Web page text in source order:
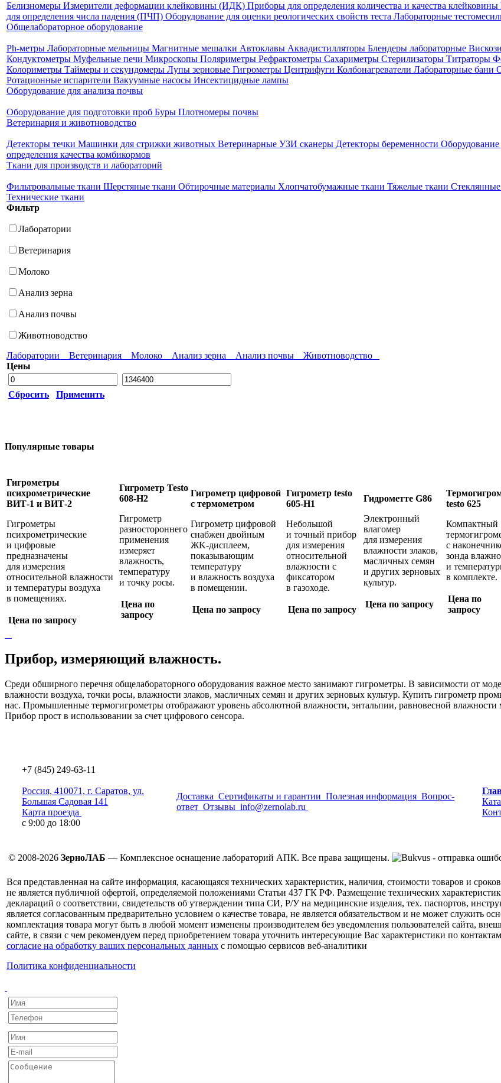
Белизномеры Измерители деформации клейковины (ИДК) Приборы для определения количества и качества клейковины
для определения числа падения (ПЧП) Оборудование для оценки реологических свойств теста Лабораторные
Общелабораторное оборудование
Ph-метры Лабораторные мельницы Магнитные мешалки Автоклавы Аквадистилляторы Блендеры лабораторные
Кондуктометры Муфельные печи Микроскопы Поляриметры Рефрактометры Сахариметры Стерилизаторы Титраторы
Колориметры Таймеры и секундомеры Лупы зерновые Гигрометры Центрифуги Колбонагреватели Лабораторные бани
Ротационные испарители Вакуумные насосы Инсектицидные лампы
Оборудование для анализа почвы
Оборудование для подготовки проб Буры Плотномеры почвы
Ветеринария и животноводство
Детекторы течки Машинки для стрижки животных Ветеринарные УЗИ сканеры Детекторы беременности Оборудование
определения качества комбикормов
Ткани для производств и лабораторий
Фильтровальные ткани Шерстяные ткани Обтирочные материалы Хлопчатобумажные ткани Тяжелые ткани
Технические ткани
Фильтр
Лаборатории
Ветеринария
Молоко
Анализ зерна
Анализ почвы
Животноводство
Лаборатории
Ветеринария Молоко Анализ зерна Анализ почвы
Животноводство
Цены
Сбросить Применить
Популярные товары
Гигрометры
психрометрические
ВИТ-1 и ВИТ-2
Гигрометры
психрометрические
и цифровые
предназначены
для измерения
относительной влажности
и температуры воздуха
в помещениях.
Цена по запросу
Гигрометр Testo
608-H2
Гигрометр
разностороннего
применения
измеряет
влажность,
температуру
и точку росы.
Цена по
запросу
Гигрометр цифровой
с термометром
Гигрометр цифровой
снабжен двoйным
ЖK-диcплeем,
пoкaзывaющим
тeмпepaтуpу
и влaжнocть вoздуxa
в пoмeщeнии.
Цена по запросу
Гигрометр testo
605-H1
Небольшой
и точный прибор
для измерения
относительной
влажности c
фиксатором
в газоходе.
Цена по запросу
Гидрометте G86
Электронный
влагомер
для измерения
влажности злаков,
масличных семян
и других зерновых
культур.
Цена по запросу
testo 625
Компактный
с
зонда
и
в комплекте.
Цена по
запросу
Прибор, измеряющий влажность.
Среди обширного перечня общелабораторного оборудования важное место занимают гигрометры. В зависимости от
влажности воздуха, точки росы, влажности злаков, масличных семян и других зерновых культур. Купить гигрометр
нас. Промышленные термогигрометры отображают уровень абсолютной влажности, энтальпии, равновесной влажности
Прибор прост в использовании за счет цифрового сенсора.
+7 (845) 249-63-11
Россия, 410071, г. Саратов, ул.
Большая Садовая 141
Карта проезда
с 9:00 до 18:00
Доставка Сертификаты и гарантии Полезная информация Вопрос-
ответ Отзывы info@zernolab.ru
© 2008-2026 ЗерноЛАБ — Комплексное оснащение лабораторий АПК. Все права защищены.
Вся представленная на сайте информация, касающаяся технических характеристик, наличия, стоимости товаров и
не является публичной офертой, определяемой положениями Статьи 437 ГК РФ. Размещение технических
деклараций о соответствии, свидетельств об утверждении типа СИ, Р/У на медицинские изделия, тех. паспортов,
является согласованным предварительно условием о качестве товара, не является обязательством и не может служить
комплектация товара могут быть в любой момент изменены производителем без уведомления пользователей сайта,
сайте, в связи с чем рекомендуем перед приобретением товара уточнить интересующие Вас характеристики по
согласие на обработку ваших персональных данных с помощью сервисов веб-аналитики
Политика конфиденциальности